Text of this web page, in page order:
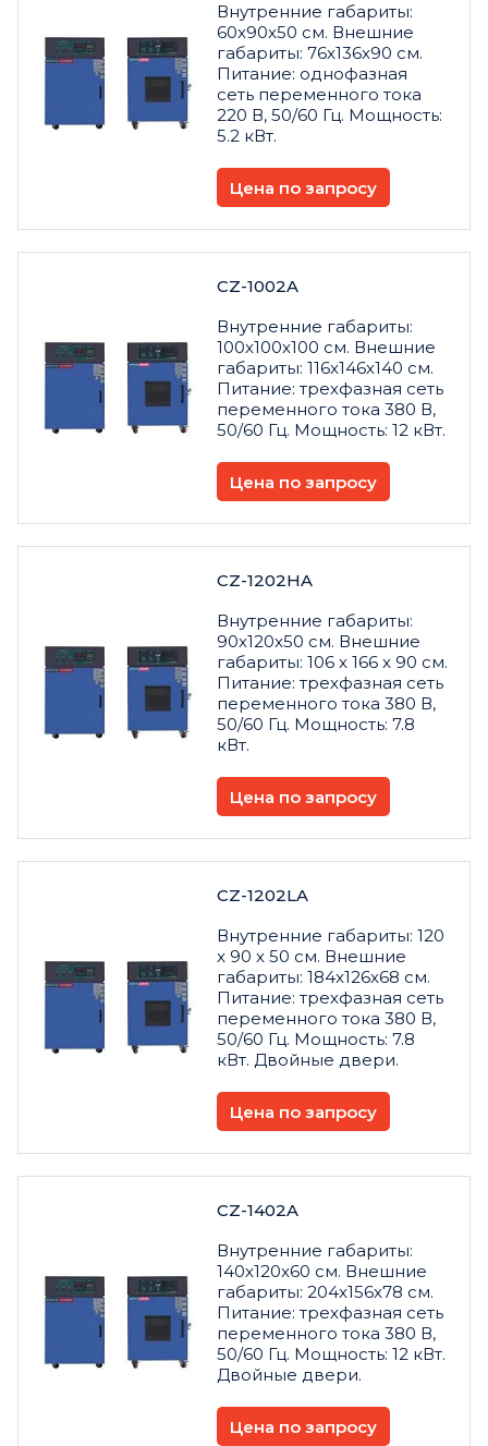
Внутренние габариты:
60x90x50 см. Внешние
габариты: 76x136x90 см.
Питание: однофазная
сеть переменного тока
220 В, 50/60 Гц. Мощность:
5.2 кВт.
Цена по запросу
CZ-1002A
Внутренние габариты:
100x100x100 см. Внешние
габариты: 116x146x140 см.
Питание: трехфазная сеть
переменного тока 380 В,
50/60 Гц. Мощность: 12 кВт.
Цена по запросу
CZ-1202HA
Внутренние габариты:
90x120x50 см. Внешние
габариты: 106 x 166 x 90 см.
Питание: трехфазная сеть
переменного тока 380 В,
50/60 Гц. Мощность: 7.8
кВт.
Цена по запросу
CZ-1202LA
Внутренние габариты: 120
x 90 x 50 см. Внешние
габариты: 184x126x68 см.
Питание: трехфазная сеть
переменного тока 380 В,
50/60 Гц. Мощность: 7.8
кВт. Двойные двери.
Цена по запросу
CZ-1402A
Внутренние габариты:
140x120x60 см. Внешние
габариты: 204x156x78 см.
Питание: трехфазная сеть
переменного тока 380 В,
50/60 Гц. Мощность: 12 кВт.
Двойные двери.
Цена по запросу